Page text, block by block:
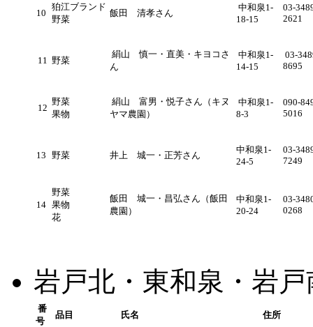
10
狛江ブランド
野菜
飯田 清孝さん
中和泉1-
18-15
03-
2621
11 野菜
絹山 慎一・直美・キヨコさ
ん
中和泉1-
14-15
03-
8695
12
野菜
果物
絹山 富男・悦子さん（キヌ
ヤマ農園）
中和泉1-
8-3
090-
5016
13 野菜 井上 城一・正芳さん
中和泉1-
24-5
03-
7249
14
野菜
果物
花
飯田 城一・昌弘さん（飯田
農園）
中和泉1-
20-24
03-
0268
岩戸北・東和泉・岩
番
号
品目 氏名 住所